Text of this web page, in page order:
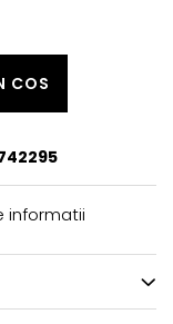
COS
informatii